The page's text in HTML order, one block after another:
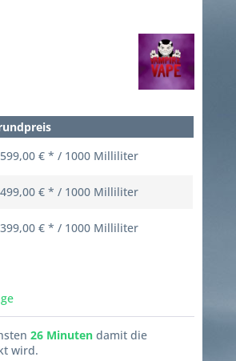
€ * / 1000 Milliliter
€ * / 1000 Milliliter
€ * / 1000 Milliliter
26 Minuten damit die
wird.